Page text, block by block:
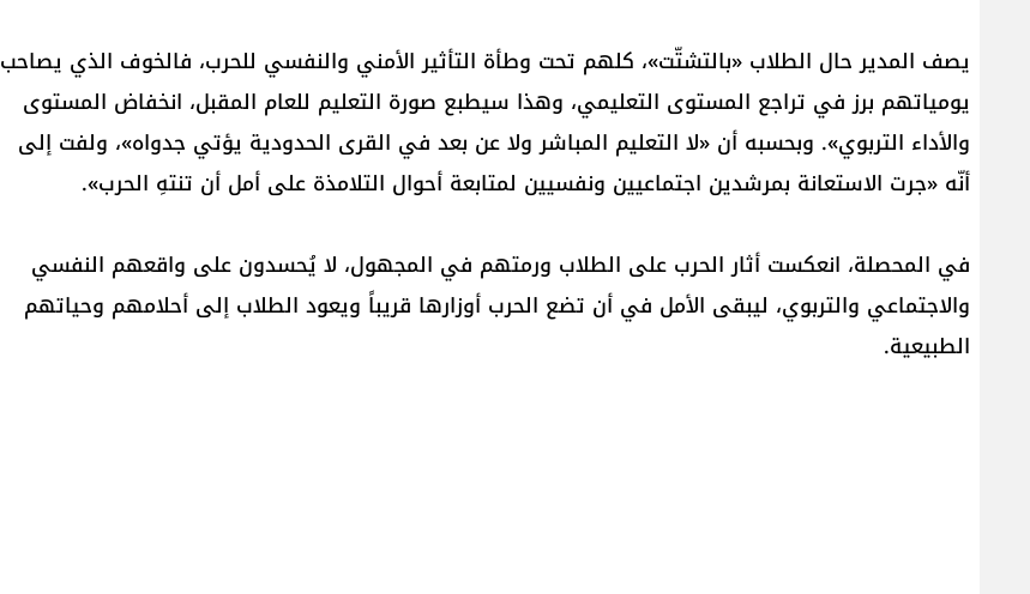
يصف المدير حال الطلاب «بالتشتّت»، كلهم تحت وطأة التأثير الأمني والنفسي للحرب، فالخوف الذي يصاحب
يومياتهم برز في تراجع المستوى التعليمي، وهذا سيطبع صورة التعليم للعام المقبل، انخفاض المستوى
والأداء التربوي». وبحسبه أن «لا التعليم المباشر ولا عن بعد في القرى الحدودية يؤتي جدواه»، ولفت إلى
أنّه «جرت الاستعانة بمرشدين اجتماعيين ونفسيين لمتابعة أحوال التلامذة على أمل أن تنتهِ الحرب».
في المحصلة، انعكست أثار الحرب على الطلاب ورمتهم في المجهول، لا يُحسدون على واقعهم النفسي
والاجتماعي والتربوي، ليبقى الأمل في أن تضع الحرب أوزارها قريباً ويعود الطلاب إلى أحلامهم وحياتهم
الطبيعية.